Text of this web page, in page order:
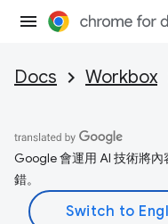
Docs Workbox
Google 會運用 AI 技術將
錯。